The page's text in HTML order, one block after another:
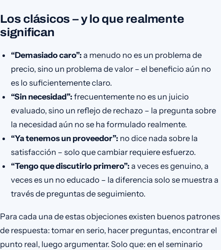
Los clásicos – y lo que realmente
significan
“Demasiado caro”: a menudo no es un problema de
precio, sino un problema de valor – el beneficio aún no
es lo suficientemente claro.
“Sin necesidad”: frecuentemente no es un juicio
evaluado, sino un reflejo de rechazo – la pregunta sobre
la necesidad aún no se ha formulado realmente.
“Ya tenemos un proveedor”: no dice nada sobre la
satisfacción – solo que cambiar requiere esfuerzo.
“Tengo que discutirlo primero”: a veces es genuino, a
veces es un no educado – la diferencia solo se muestra a
través de preguntas de seguimiento.
Para cada una de estas objeciones existen buenos patrones
de respuesta: tomar en serio, hacer preguntas, encontrar el
punto real, luego argumentar. Solo que: en el seminario